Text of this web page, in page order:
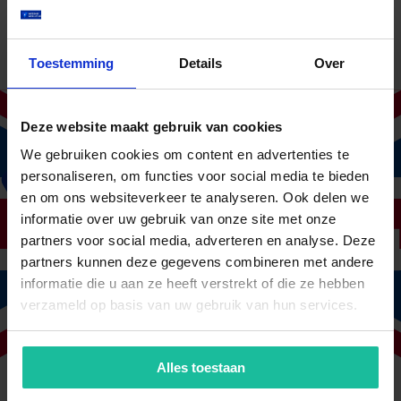
Toestemming Details Over
Deze website maakt gebruik van cookies
We gebruiken cookies om content en advertenties te
personaliseren, om functies voor social media te bieden
en om ons websiteverkeer te analyseren. Ook delen we
informatie over uw gebruik van onze site met onze
partners voor social media, adverteren en analyse. Deze
partners kunnen deze gegevens combineren met andere
informatie die u aan ze heeft verstrekt of die ze hebben
verzameld op basis van uw gebruik van hun services.
Alles toestaan
wij de acceptatiefase in. Helaas krijgen wij
op dit moment zonder enige toelichting een
verslechterd voorstel. Hierover kregen wij
vanuit de verzekeraar ook geen duidelijke
aanvraag ingediend op verzekerverzuim.nl.
Er was snel respons en contact. Ik was
sceptisch gezien de eerdere ervaring of het
voorstel ook waargemaakt zou worden.
Dit is inderdaad gebeurd. Hier was ik erg
blij mee. Het contact voelt, ondanks de
afstand, persoonlijk.
Kortom: goed gedaan en we zijn blij jullie
klant te zijn. We hebben veel vertrouwen
in de toekomst.
Fleur BakeTechspread B.V.
Persoonlijke begeleiding en snel afgesloten